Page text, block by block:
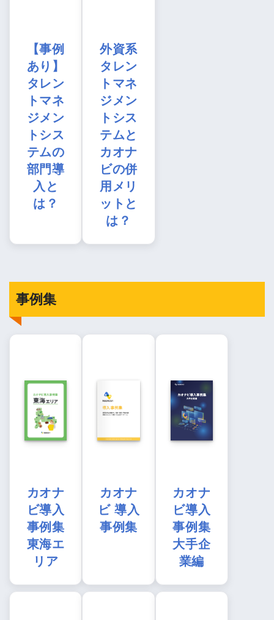
【事例
あり】
タレン
トマネ
ジメン
トシス
テムの
部門導
入と
は？
外資系
タレン
トマネ
ジメン
トシス
テムと
カオナ
ビの併
用メリ
ットと
は？
事例集
カオナ
ビ導入
事例集
東海エ
リア
カオナ
ビ 導入
事例集
カオナ
ビ導入
事例集
大手企
業編